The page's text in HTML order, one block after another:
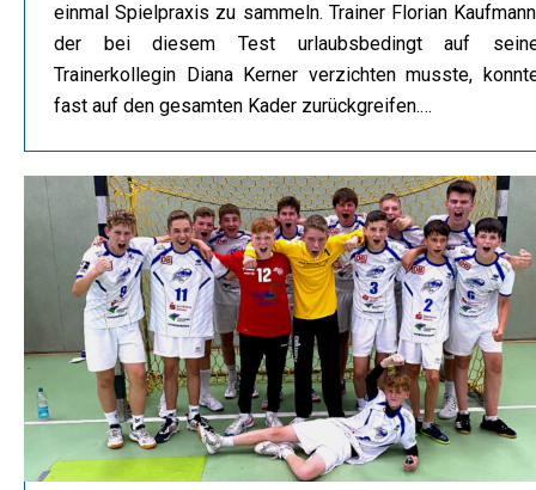
einmal Spielpraxis zu sammeln. Trainer Florian
der bei diesem Test urlaubsbedingt auf
Trainerkollegin Diana Kerner verzichten musste,
fast auf den gesamten Kader zurückgreifen.…